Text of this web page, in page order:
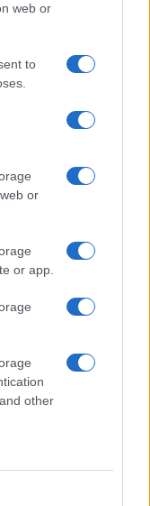
web or
to
or
or app.
other
LAVORA CON NOI
n. 37512
esclusivamente una